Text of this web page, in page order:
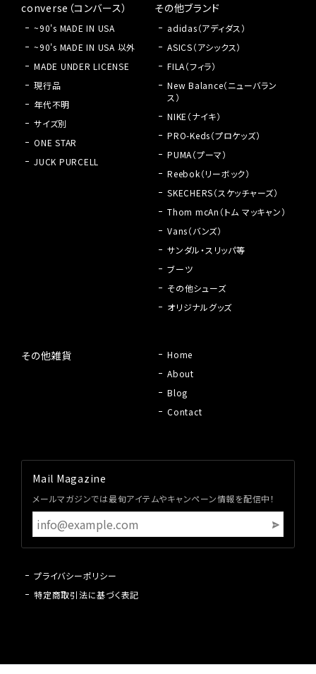
converse（コンバース）
~90's MADE IN USA
~90's MADE IN USA 以外
MADE UNDER LICENSE
現行品
年代不明
サイズ別
ONE STAR
JUCK PURCELL
その他ブランド
adidas（アディダス）
ASICS（アシックス）
FILA（フィラ）
New Balance（ニューバラン
ス）
NIKE（ナイキ）
PRO-Keds（プロケッズ）
PUMA（プーマ）
Reebok（リーボック）
SKECHERS（スケッチャーズ）
Thom mcAn（トム マッキャン）
Vans（バンズ）
サンダル・スリッパ等
ブーツ
その他シューズ
オリジナルグッズ
その他雑貨
Home
About
Blog
Contact
Mail Magazine
メールマガジンでは最旬アイテムやキャンペーン情報を配信中！
プライバシーポリシー
特定商取引法に基づく表記